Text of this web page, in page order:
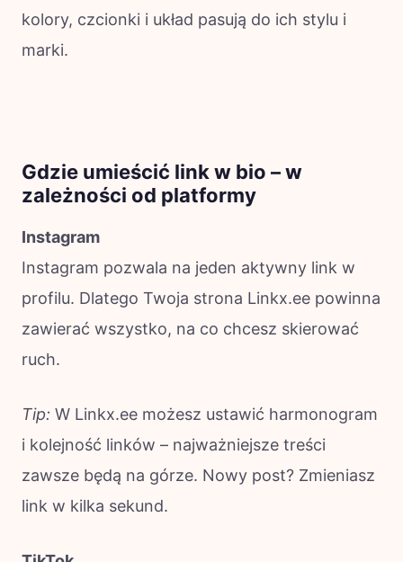
kolory, czcionki i układ pasują do ich stylu i
marki.
Gdzie umieścić link w bio – w
zależności od platformy
Instagram
Instagram pozwala na jeden aktywny link w
profilu. Dlatego Twoja strona Linkx.ee powinna
zawierać wszystko, na co chcesz skierować
ruch.
Tip: W Linkx.ee możesz ustawić harmonogram
i kolejność linków – najważniejsze treści
zawsze będą na górze. Nowy post? Zmieniasz
link w kilka sekund.